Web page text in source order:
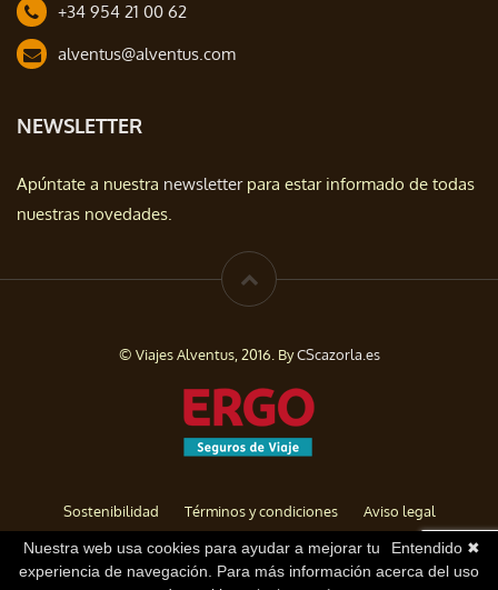
+34 954 21 00 62
alventus@alventus.com
NEWSLETTER
Apúntate a nuestra newsletterpara estar informado de todas
nuestras novedades.
© Viajes Alventus, 2016. ByCScazorla.es
Sostenibilidad Términos y condiciones
Aviso legal
Política de privacidad
Cookies Baja de Newsletter
Entendido ✖
Nuestra web usa cookies para ayudar a mejorar tu
experiencia de navegación. Para más información acerca del uso